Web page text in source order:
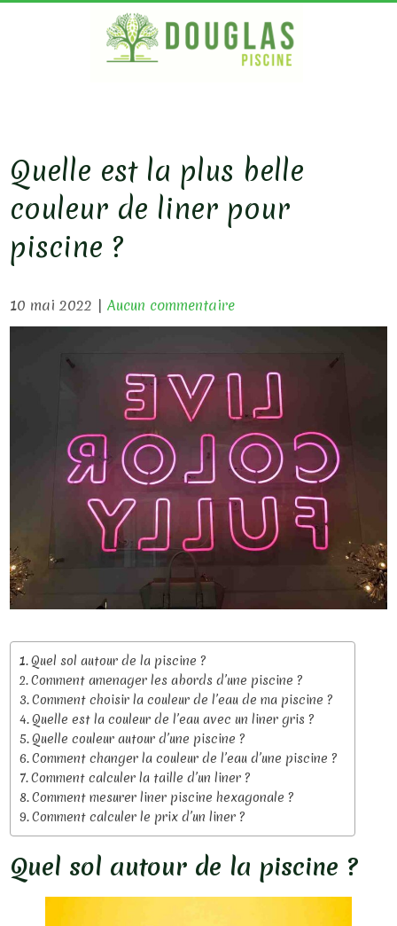
Quelle est la plus belle
couleur de liner pour
piscine ?
10 mai 2022 |Aucun commentaire
Quel sol autour de la piscine ?
Comment amenager les abords d’une piscine ?
Comment choisir la couleur de l’eau de ma piscine ?
Quelle est la couleur de l’eau avec un liner gris ?
Quelle couleur autour d’une piscine ?
Comment changer la couleur de l’eau d’une piscine ?
Comment calculer la taille d’un liner ?
Comment mesurer liner piscine hexagonale ?
Comment calculer le prix d’un liner ?
Quel sol autour de la piscine ?